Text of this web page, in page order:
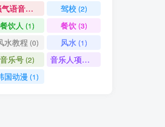
骚气语音包 驾校(2)
餐饮人 (1) 餐饮(3)
水教程 (0) 风水 (1)
音乐号(2) 音乐人项目
国动漫 (1)